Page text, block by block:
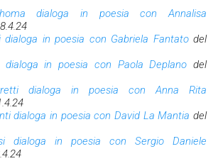
dialoga in poesia con Annalisa
dialoga in poesia con Gabriela Fantatodel
dialoga in poesia con Paola Deplano del
dialoga in poesia con Anna Rita
dialoga in poesia con David La Mantia del
dialoga in poesia con Sergio Daniele